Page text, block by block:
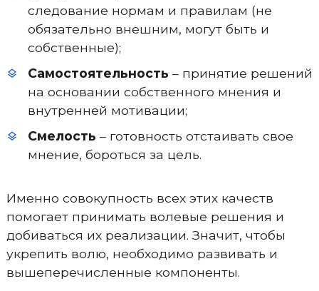
следование нормам и правилам (не
обязательно внешним, могут быть и
собственные);
Самостоятельность – принятие решений
на основании собственного мнения и
внутренней мотивации;
Смелость – готовность отстаивать свое
мнение, бороться за цель.
Именно совокупность всех этих качеств
помогает принимать волевые решения и
добиваться их реализации. Значит, чтобы
укрепить волю, необходимо развивать и
вышеперечисленные компоненты.